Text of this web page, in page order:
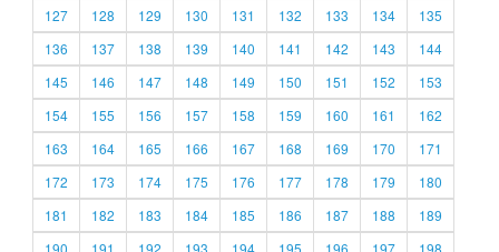
127
128 129 130 131 132 133 134
135
136
137 138 139 140 141 142 143
144
145
146 147 148 149 150 151 152
153
154
155 156 157 158 159 160 161
162
163
164 165 166 167 168 169 170
171
172
173 174 175 176 177 178 179
180
181
182 183 184 185 186 187 188
189
190
191 192 193 194 195 196 197
198